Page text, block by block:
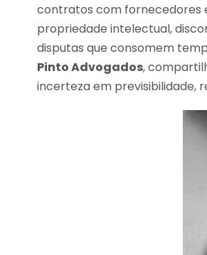
contratos com fornecedores
propriedade intelectual,
disputas que consomem
Pinto Advogados,
incerteza em previsibilidade,